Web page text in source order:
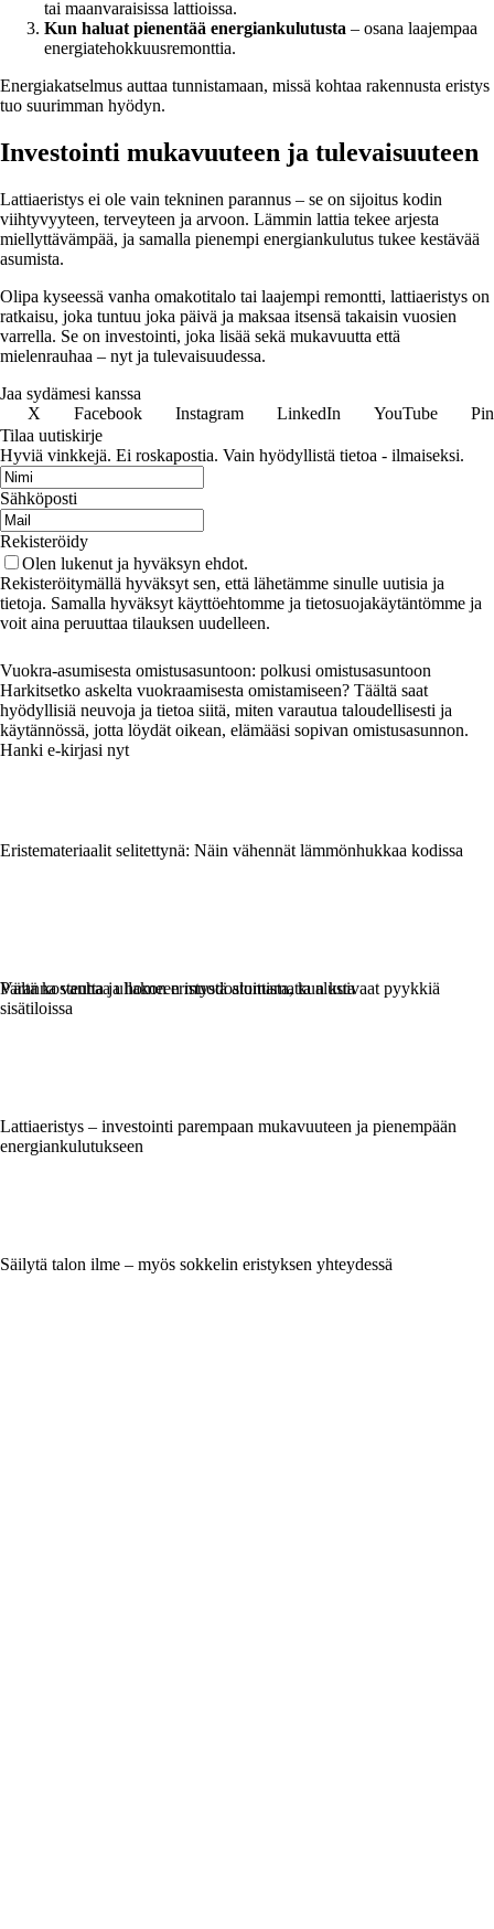
tai maanvaraisissa lattioissa.
Kun haluat pienentää energiankulutusta – osana laajempaa
energiatehokkuusremonttia.
Energiakatselmus auttaa tunnistamaan, missä kohtaa rakennusta eristys
tuo suurimman hyödyn.
Investointi mukavuuteen ja tulevaisuuteen
Lattiaeristys ei ole vain tekninen parannus – se on sijoitus kodin
viihtyvyyteen, terveyteen ja arvoon. Lämmin lattia tekee arjesta
miellyttävämpää, ja samalla pienempi energiankulutus tukee kestävää
asumista.
Olipa kyseessä vanha omakotitalo tai laajempi remontti, lattiaeristys on
ratkaisu, joka tuntuu joka päivä ja maksaa itsensä takaisin vuosien
varrella. Se on investointi, joka lisää sekä mukavuutta että
mielenrauhaa – nyt ja tulevaisuudessa.
Jaa sydämesi kanssa
X
Facebook Instagram LinkedIn YouTube
Tilaa uutiskirje
Hyviä vinkkejä. Ei roskapostia. Vain hyödyllistä tietoa - ilmaiseksi.
Sähköposti
Rekisteröidy
Olen lukenut ja hyväksyn ehdot.
Rekisteröitymällä hyväksyt sen, että lähetämme sinulle uutisia ja
tietoja. Samalla hyväksyt käyttöehtomme ja tietosuojakäytäntömme ja
voit aina peruuttaa tilauksen uudelleen.
Vuokra-asumisesta omistusasuntoon: polkusi omistusasuntoon
Harkitsetko askelta vuokraamisesta omistamiseen? Täältä saat
hyödyllisiä neuvoja ja tietoa siitä, miten varautua taloudellisesti ja
käytännössä, jotta löydät oikean, elämääsi sopivan omistusasunnon.
Hanki e-kirjasi nyt
Eristemateriaalit selitettynä: Näin vähennät lämmönhukkaa kodissa
Vältä kosteutta ja homeen muodostumista, kun kuivaat pyykkiä
sisätiloissa
Lattiaeristys – investointi parempaan mukavuuteen ja pienempään
energiankulutukseen
Säilytä talon ilme – myös sokkelin eristyksen yhteydessä
Paranna vanhaa ullakon eristystä aloittamatta alusta